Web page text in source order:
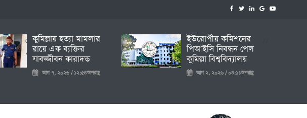
কুমিল্লায় হত্যা মামলার
রায়ে এক ব্যক্তির
যাবজ্জীবন কারাদন্ড
আগ ৭, ২০২৬ / ১২:৫৪অপরাহ্ণ
ইউরোপীয় কমিশনের
পিআইসি নিবন্ধন পেল
কুমিল্লা বিশ্ববিদ্যালয়
আগ ২, ২০২৬ / ০৪:১১অপরাহ্ণ